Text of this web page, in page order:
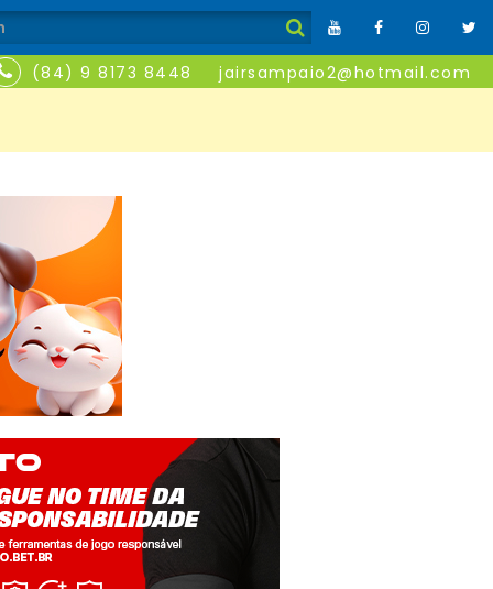
(84) 9 8173 8448 jairsampaio2@hotmail.com